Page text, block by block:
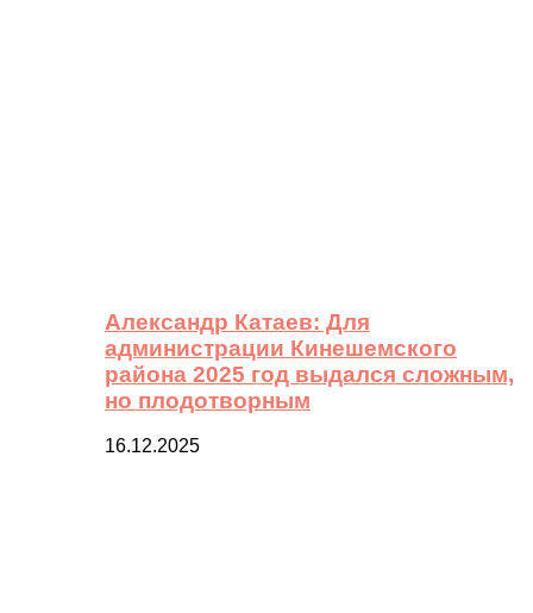
Александр Катаев: Для
администрации Кинешемского
района 2025 год выдался сложным,
но плодотворным
16.12.2025